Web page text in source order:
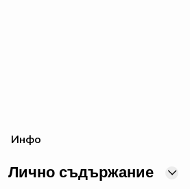
Инфо
Лично съдържание